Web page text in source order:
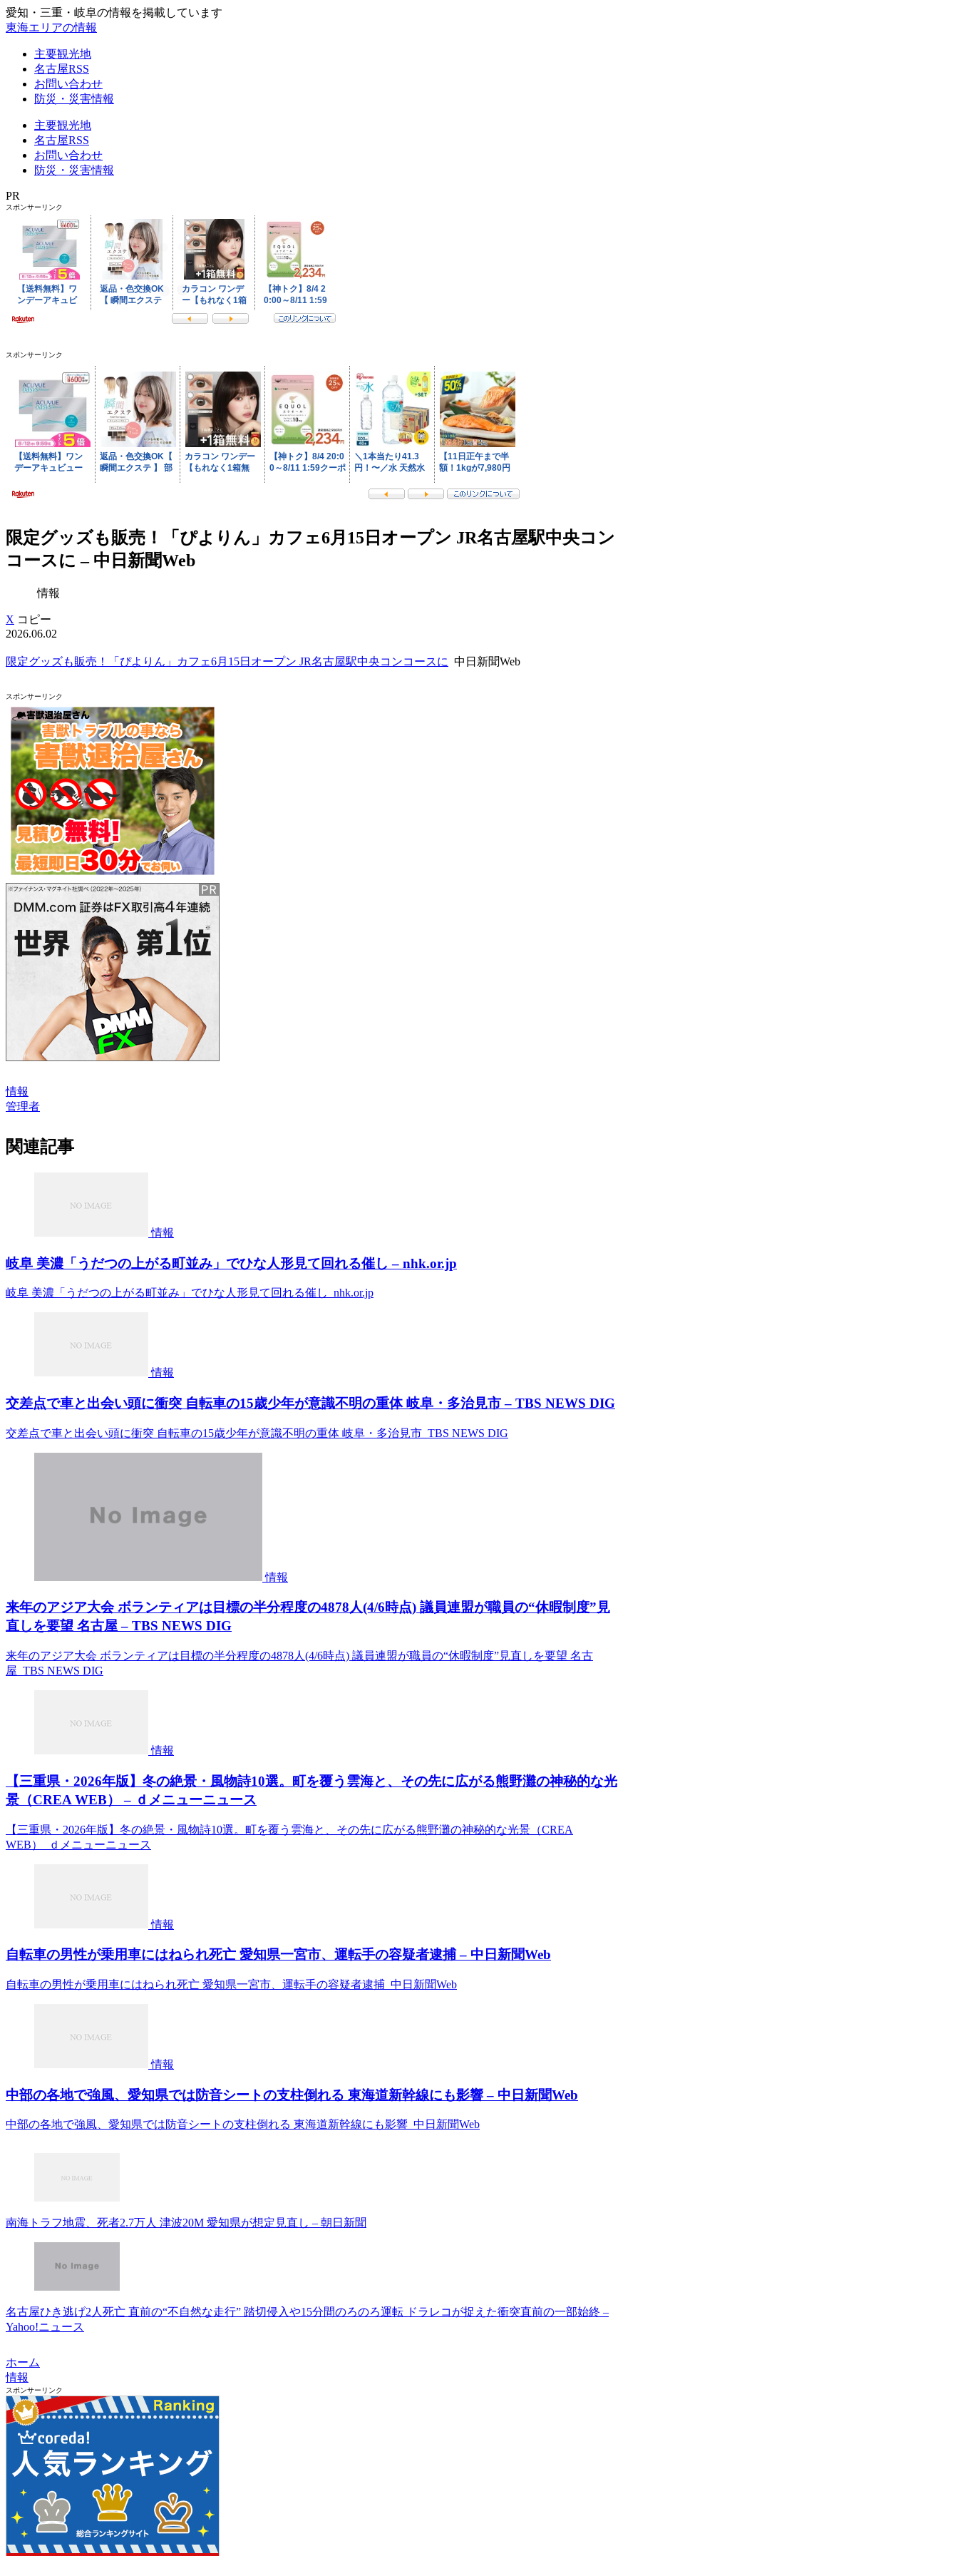
愛知・三重・岐阜の情報を掲載しています
東海エリアの情報
主要観光地
名古屋RSS
お問い合わせ
防災・災害情報
主要観光地
名古屋RSS
お問い合わせ
防災・災害情報
PR
スポンサーリンク
スポンサーリンク
限定グッズも販売！「ぴよりん」カフェ6月15日オープン JR名古屋駅中央コン
コースに – 中日新聞Web
情報
X コピー
2026.06.02
限定グッズも販売！「ぴよりん」カフェ6月15日オープン JR名古屋駅中央コンコースに 中日新聞Web
スポンサーリンク
情報
管理者
関連記事
情報
岐阜 美濃「うだつの上がる町並み」でひな人形見て回れる催し – nhk.or.jp
岐阜 美濃「うだつの上がる町並み」でひな人形見て回れる催し nhk.or.jp
情報
交差点で車と出会い頭に衝突 自転車の15歳少年が意識不明の重体 岐阜・多治見市 – TBS NEWS DIG
交差点で車と出会い頭に衝突 自転車の15歳少年が意識不明の重体 岐阜・多治見市 TBS NEWS DIG
情報
来年のアジア大会 ボランティアは目標の半分程度の4878人(4/6時点) 議員連盟が職員の“休暇制度”見
直しを要望 名古屋 – TBS NEWS DIG
来年のアジア大会 ボランティアは目標の半分程度の4878人(4/6時点) 議員連盟が職員の“休暇制度”見直しを要望 名古
屋 TBS NEWS DIG
情報
【三重県・2026年版】冬の絶景・風物詩10選。町を覆う雲海と、その先に広がる熊野灘の神秘的な光
景（CREA WEB） – ｄメニューニュース
【三重県・2026年版】冬の絶景・風物詩10選。町を覆う雲海と、その先に広がる熊野灘の神秘的な光景（CREA
WEB） ｄメニューニュース
情報
自転車の男性が乗用車にはねられ死亡 愛知県一宮市、運転手の容疑者逮捕 – 中日新聞Web
自転車の男性が乗用車にはねられ死亡 愛知県一宮市、運転手の容疑者逮捕 中日新聞Web
情報
中部の各地で強風、愛知県では防音シートの支柱倒れる 東海道新幹線にも影響 – 中日新聞Web
中部の各地で強風、愛知県では防音シートの支柱倒れる 東海道新幹線にも影響 中日新聞Web
南海トラフ地震、死者2.7万人 津波20M 愛知県が想定見直し – 朝日新聞
名古屋ひき逃げ2人死亡 直前の“不自然な走行” 踏切侵入や15分間のろのろ運転 ドラレコが捉えた衝突直前の一部始終 –
Yahoo!ニュース
ホーム
情報
スポンサーリンク